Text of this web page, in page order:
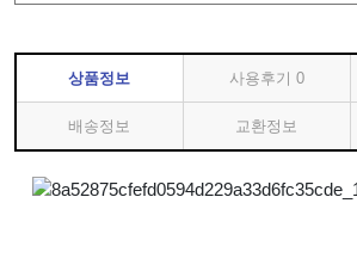
상품정보 사용후기 0
배송정보 교환정보